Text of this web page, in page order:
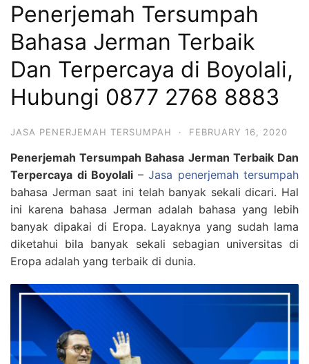
Penerjemah Tersumpah
Bahasa Jerman Terbaik
Dan Terpercaya di Boyolali,
Hubungi 0877 2768 8883
JASA PENERJEMAH TERSUMPAH · FEBRUARY 16, 2020
Penerjemah Tersumpah Bahasa Jerman Terbaik Dan
Terpercaya di Boyolali – Jasa penerjemah tersumpah
bahasa Jerman saat ini telah banyak sekali dicari. Hal
ini karena bahasa Jerman adalah bahasa yang lebih
banyak dipakai di Eropa. Layaknya yang sudah lama
diketahui bila banyak sekali sebagian universitas di
Eropa adalah yang terbaik di dunia.